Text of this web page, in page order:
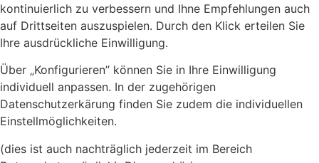
kontinuierlich zu verbessern und Ihne Empfehlungen auch
auf Drittseiten auszuspielen. Durch den Klick erteilen Sie
Ihre ausdrückliche Einwilligung.
Über „Konfigurieren” können Sie in Ihre Einwilligung
individuell anpassen. In der zugehörigen
Datenschutzerkärung finden Sie zudem die individuellen
Einstellmöglichkeiten.
(dies ist auch nachträglich jederzeit im Bereich